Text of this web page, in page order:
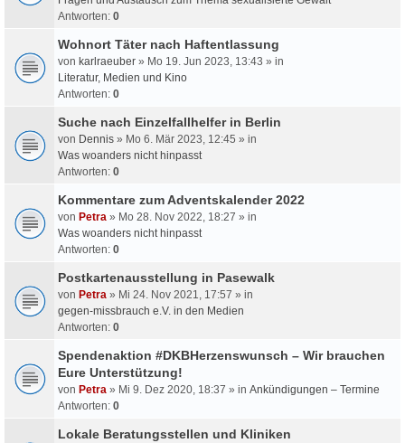
Antworten: 0
Wohnort Täter nach Haftentlassung
von karlraeuber » Mo 19. Jun 2023, 13:43 » in
Literatur, Medien und Kino
Antworten: 0
Suche nach Einzelfallhelfer in Berlin
von Dennis » Mo 6. Mär 2023, 12:45 » in
Was woanders nicht hinpasst
Antworten: 0
Kommentare zum Adventskalender 2022
von Petra » Mo 28. Nov 2022, 18:27 » in
Was woanders nicht hinpasst
Antworten: 0
Postkartenausstellung in Pasewalk
von Petra » Mi 24. Nov 2021, 17:57 » in
gegen-missbrauch e.V. in den Medien
Antworten: 0
Spendenaktion #DKBHerzenswunsch – Wir brauchen
Eure Unterstützung!
von Petra » Mi 9. Dez 2020, 18:37 » in Ankündigungen – Termine
Antworten: 0
Lokale Beratungsstellen und Kliniken